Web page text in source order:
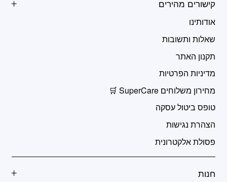
קישורים מהירים
אודותינו
שאלות ותשובות
תקנון האתר
מדיניות הפרטיות
מחירון משלוחים SuperCare 🛒
טופס ביטול עסקה
הצהרת נגישות
פסולת אלקטרונית
חנות